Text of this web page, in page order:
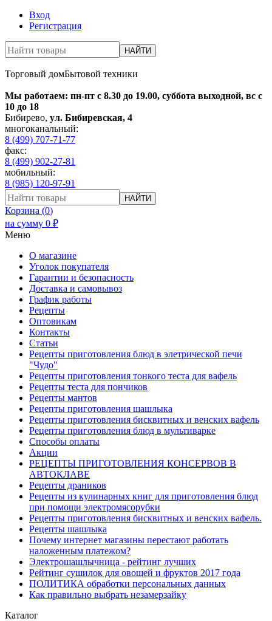
Вход
Регистрация
НАЙТИ
Торговый домБытовой техники
Мы работаем: пн-пт с 8.30 до 19.00, суббота выходной, вс с
10 до 18
Бибирево, ул. Бибиревская, 4
многоканальный:
8 (499) 707-71-77
факс:
8 (499) 902-27-81
мобильный:
8 (985) 120-97-91
НАЙТИ
Корзина (0)
на сумму 0 ₽
Меню
О магазине
Уголок покупателя
Гарантии и безопасность
Доставка и самовывоз
График работы
Рецепты
Оптовикам
Контакты
Статьи
Рецепты приготовления блюд в элетрической печи
"Чудо"
Рецепты приготовления тонкого теста для вафель
Рецепты теста для пончиков
Рецепты мантов
Рецепты приготовления шашлыка
Рецепты приготовления бисквитных и венских вафель
Рецепты приготовления блюд в мультиварке
Способы оплаты
Акции
РЕЦЕПТЫ ПРИГОТОВЛЕНИЯ КОНСЕРВОВ В
АВТОКЛАВЕ
Рецепты драников
Рецепты из кулинарных книг для приготовления блюд
при помощи электромясорубки
Рецепты приготовления бисквитных и венских вафель.
Рецепты шашлыка
Почему интернет магазины перестают работать
наложенным платежом?
Электрошашлычница - рейтинг лучших
Рейтинг сушилок для овощей и фруктов 2017 года
ПОЛИТИКА обработки персональных данных
Как правильно выбрать незамерзайку
Каталог